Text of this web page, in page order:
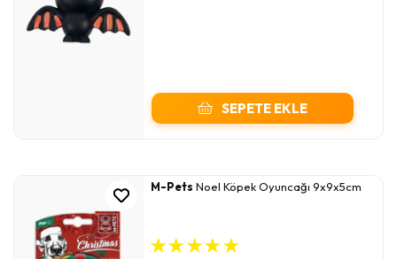
SEPETE EKLE
M-Pets Noel Köpek Oyuncağı 9x9x5cm
★★★★★